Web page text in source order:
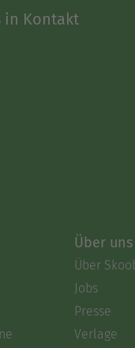
in Kontakt
Über uns
Über
Jobs
Presse
Verlage